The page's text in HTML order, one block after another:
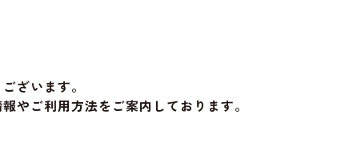
ざいます。
やご利用方法をご案内しております。